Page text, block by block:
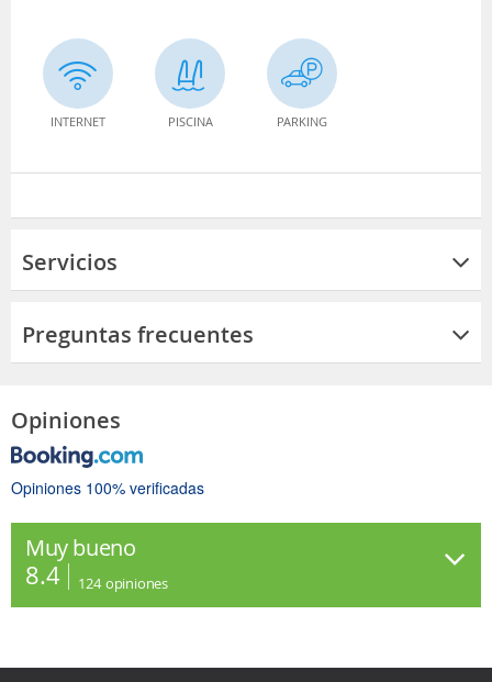
INTERNET PISCINA PARKING
Servicios
Preguntas frecuentes
Opiniones
Opiniones 100% verificadas
Muy bueno
8.4 124 opiniones